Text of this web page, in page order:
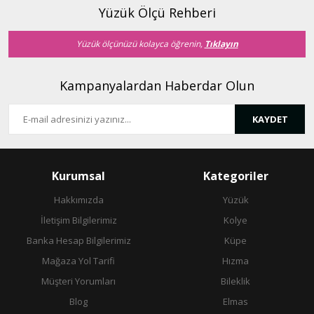
Ürün fiyatı diğer sitelerden daha pahalı.
Bu ürüne benzer farklı alternatifler olmalı.
Yüzük Ölçü Rehberi
Yüzük ölçünüzü kolayca öğrenin, Tıklayın
Kampanyalardan Haberdar Olun
KAYDET
Kurumsal
Hakkımızda
İletişim Bilgilerimiz
Banka Hesap Bilgilerimiz
Mağaza Yol Tarifi
Müşteri Yorumları
Blog
Kategoriler
Yüzük
Kolye
Küpe
Hızma
Bileklik
Elmas